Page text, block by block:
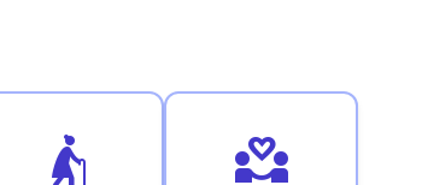
elderly_woman partner_heart